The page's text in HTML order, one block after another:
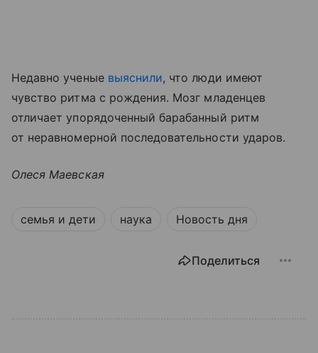
Недавно ученые выяснили, что люди имеют
чувство ритма с рождения. Мозг младенцев
отличает упорядоченный барабанный ритм
от неравномерной последовательности ударов.
Олеся Маевская
семья и дети наука Новость дня
Поделиться